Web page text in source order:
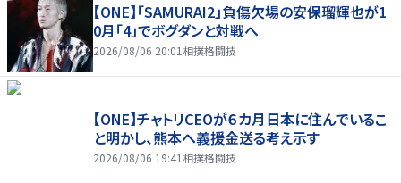
【ONE】「SAMURAI2」負傷欠場の安保瑠輝也が1
0月「4」でボグダンと対戦へ
2026/08/06 20:01 相撲格闘技
【ONE】チャトリCEOが６カ月日本に住んでいるこ
と明かし、熊本へ義援金送る考え示す
2026/08/06 19:41 相撲格闘技